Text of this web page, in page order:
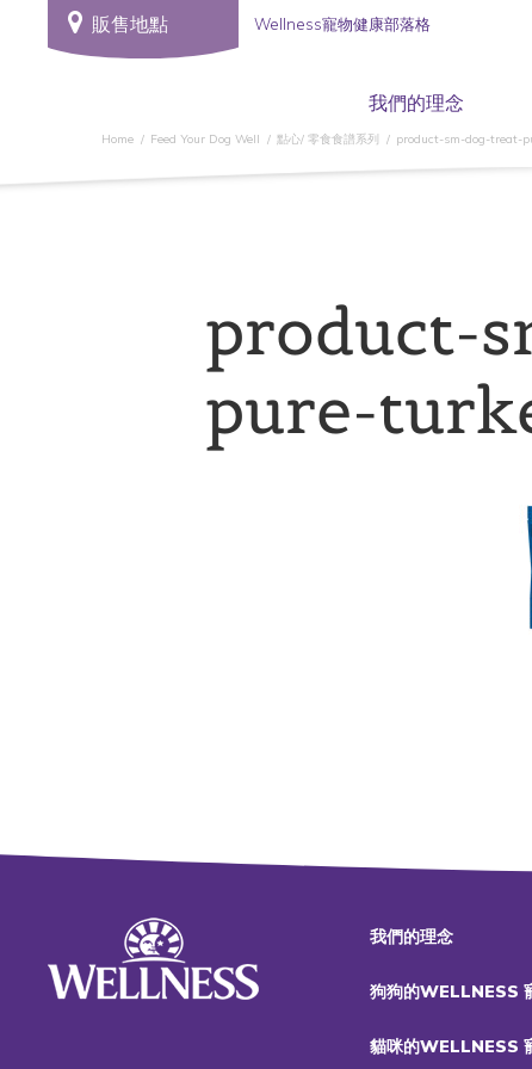
販售地點 Wellness寵物健康部落格
我們的理念
Home Feed Your Dog Well 點心/ 零食食譜系列 product-sm-dog-treat-
product-
pure-
我們的理念
狗狗的WELLNESS
貓咪的WELLNESS